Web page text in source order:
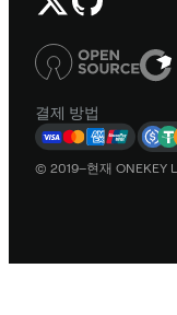
결제 방법
© 2019–현재 ONEKEY